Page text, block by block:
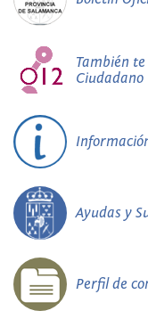
También
Ciudadano
Ayudas y
Perfil de